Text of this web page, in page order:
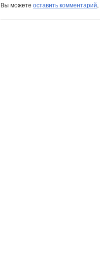
Вы можете оставить комментарий